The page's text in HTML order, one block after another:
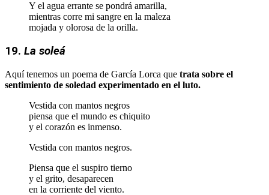
Y el agua errante se pondrá amarilla,
mientras corre mi sangre en la maleza
mojada y olorosa de la orilla.
19. La soleá
Aquí tenemos un poema de García Lorca que trata sobre el
sentimiento de soledad experimentado en el luto.
Vestida con mantos negros
piensa que el mundo es chiquito
y el corazón es inmenso.
Vestida con mantos negros.
Piensa que el suspiro tierno
y el grito, desaparecen
en la corriente del viento.